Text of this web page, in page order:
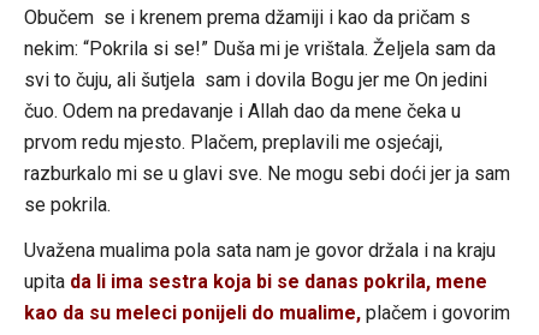
Obučem se i krenem prema džamiji i kao da pričam s
nekim: “Pokrila si se!” Duša mi je vrištala. Željela sam da
svi to čuju, ali šutjela sam i dovila Bogu jer me On jedini
čuo. Odem na predavanje i Allah dao da mene čeka u
prvom redu mjesto. Plačem, preplavili me osjećaji,
razburkalo mi se u glavi sve. Ne mogu sebi doći jer ja sam
se pokrila.
Uvažena mualima pola sata nam je govor držala i na kraju
upita da li ima sestra koja bi se danas pokrila, mene
kao da su meleci ponijeli do mualime,plačem i govorim